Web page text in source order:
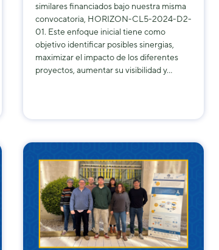
similares financiados bajo nuestra misma
convocatoria, HORIZON-CL5-2024-D2-
01. Este enfoque inicial tiene como
objetivo identificar posibles sinergias,
maximizar el impacto de los diferentes
proyectos, aumentar su visibilidad y…